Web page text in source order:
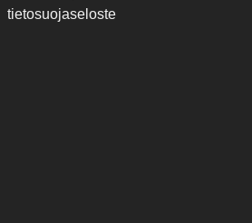
tietosuojaseloste